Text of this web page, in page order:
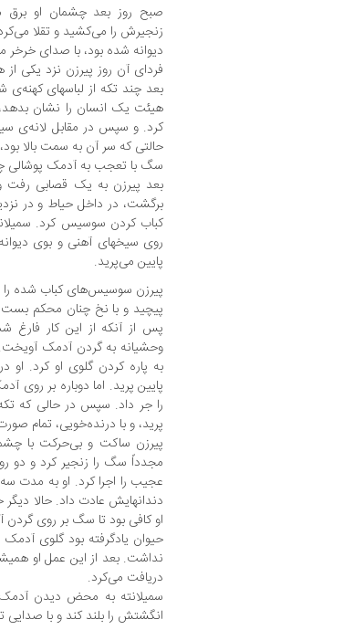
صبح روز بعد چشمان او برق
زنجیرش را می‌کشید و تقلا
دیوانه شده بود، با صدای خرخر
فردای آن روز پیرزن نزد یکی
بعد چند تکه از لباسهای کهنه‌ی
هیئت یک انسان را نشان
کرد. و سپس در مقابل لانه‌ی
حالتی که سر آن به سمت بالا
سگ با تعجب به آدمک پوشالی
بعد پیرزن به یک قصابی رفت
برگشت، در داخل حیاط و در
کباب کردن سوسیس کرد.
روی سیخهای آهنی و بوی
پایین می‌پرید.
پیرزن سوسیس‌های کباب شده را
پیچید و با نخ چنان محکم
پس از آنکه از این کار
وحشیانه به گردن آدمک آویخت.
به پاره کردن گلوی او کرد. او
پایین پرید. اما دوباره بر
را جر داد. سپس در حالی که
پرید، و با درنده‌خویی، تمام
پیرزن ساکت و بی‌حرکت با
مجدداً سگ را زنجیر کرد و دو
عجیب را اجرا کرد. او به مدت
دندانهایش عادت داد. حالا
او کافی بود تا سگ بر روی گردن
حیوان یادگرفته بود گلوی
نداشت. بعد از این عمل او
دریافت می‌کرد.
سمیلانته به محض دیدن
انگشتش را بلند کند و با صدایی